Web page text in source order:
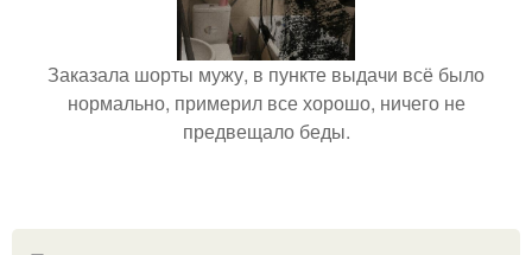
Заказала шорты мужу, в пункте выдачи всё было
нормально, примерил все хорошо, ничего не
предвещало беды.